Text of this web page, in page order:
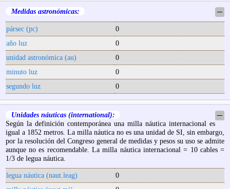
Medidas astronómicas: ─
pársec (pc)
0
año luz
0
unidad astronómica (au)
0
minuto luz
0
segundo luz
0
Unidades náuticas (international):
─
Según la definición contemporánea una milla náutica internacional es
igual a 1852 metros. La milla náutica no es una unidad de SI, sin embargo,
por la resolución del Congreso general de medidas y pesos su uso se admite
aunque no es recomendable. La milla náutica internacional = 10 cables =
1/3 de legua náutica.
legua náutica (naut.leag)
0